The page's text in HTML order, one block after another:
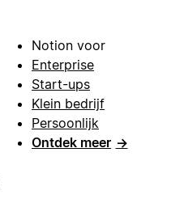
Notion voor
Enterprise
Start-ups
Klein bedrijf
Persoonlijk
Ontdek meer →